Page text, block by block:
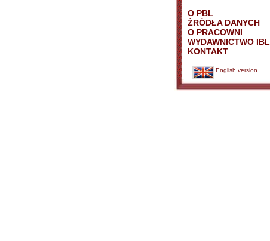
O PBL
ŹRÓDŁA DANYCH
O PRACOWNI
WYDAWNICTWO IBL
KONTAKT
English version